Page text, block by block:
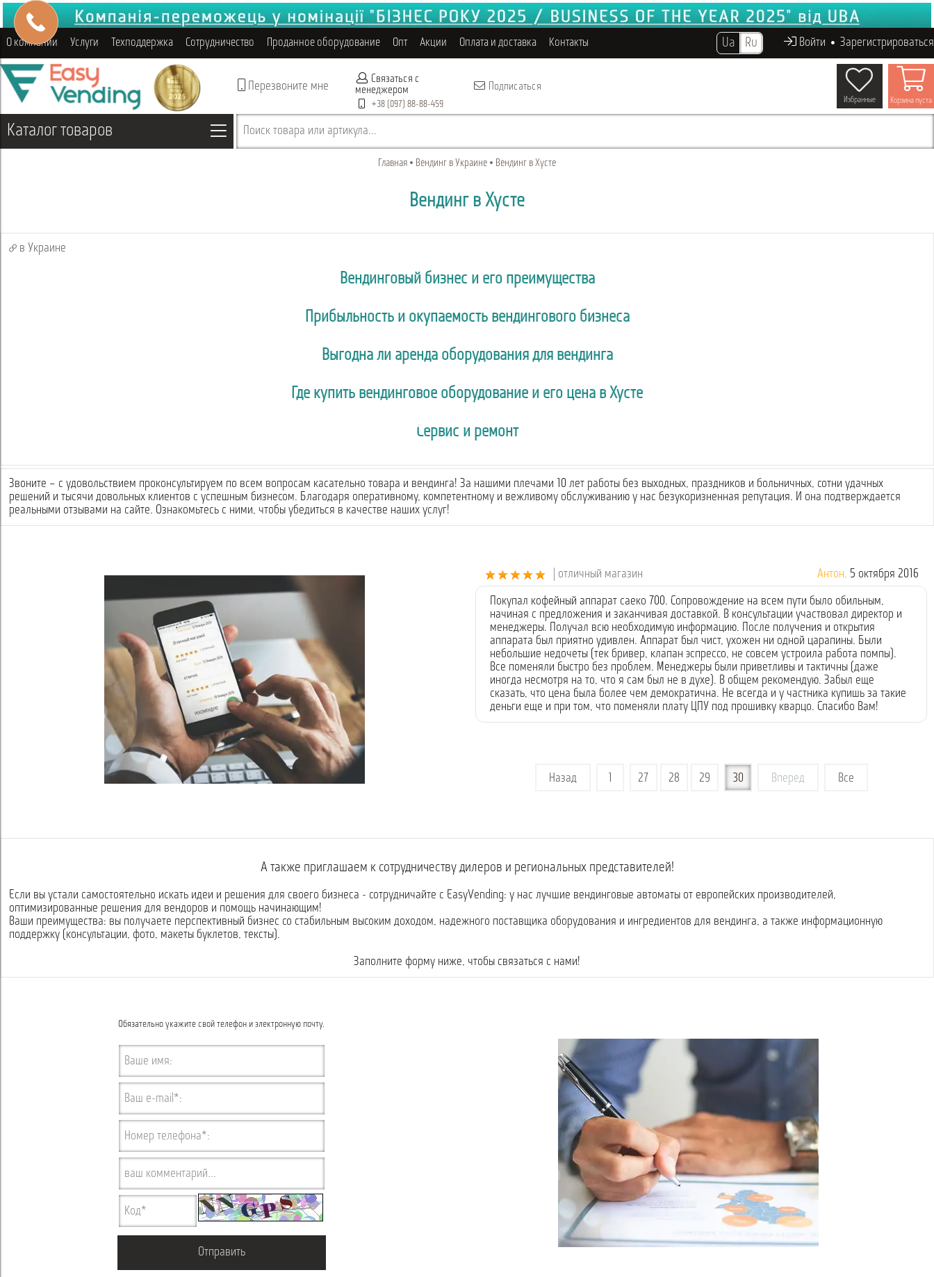
Войти Зарегистрироваться
Ua Ru
О компании Услуги Техподдержка Сотрудничество Проданное оборудование Опт Акции Оплата и доставка Контакты
Перезвоните мне
Связаться с
менеджером
+38 (097) 88-88-459
Подписаться
Корзина пуста
Избранные
Каталог товаров Поиск товара или артикула...
Главная Вендинг в Украине Вендинг в Хусте
Вендинг в Хусте
в Украине
Вендинговый бизнес и его преимущества
Прибыльность и окупаемость вендингового бизнеса
Выгодна ли аренда оборудования для вендинга
Где купить вендинговое оборудование и его цена в Хусте
Сервис и ремонт
Звоните – с удовольствием проконсультируем по всем вопросам касательно товара и вендинга! За нашими плечами 10 лет работы без выходных, праздников и больничных, сотни удачных
решений и тысячи довольных клиентов с успешным бизнесом. Благодаря оперативному, компетентному и вежливому обслуживанию у нас безукоризненная репутация. И она подтверждается
реальными отзывами на сайте. Ознакомьтесь с ними, чтобы убедиться в качестве наших услуг!
| отличный магазин Антон, 5 октября 2016
Покупал кофейный аппарат саеко 700. Сопровождение на всем пути было обильным,
начиная с предложения и заканчивая доставкой. В консультации участвовал директор и
менеджеры. Получал всю необходимую информацию. После получения и открытия
аппарата был приятно удивлен. Аппарат был чист, ухожен ни одной царапины. Были
небольшие недочеты (тек бривер, клапан эспрессо, не совсем устроила работа помпы).
Все поменяли быстро без проблем. Менеджеры были приветливы и тактичны (даже
иногда несмотря на то, что я сам был не в духе). В общем рекомендую. Забыл еще
сказать, что цена была более чем демократична. Не всегда и у частника купишь за такие
деньги еще и при том, что поменяли плату ЦПУ под прошивку кварцо. Спасибо Вам!
Назад 1 27 28 29 30 Вперед Все
А также приглашаем к сотрудничеству дилеров и региональных представителей!
Если вы устали самостоятельно искать идеи и решения для своего бизнеса - сотрудничайте с EasyVending: у нас лучшие вендинговые автоматы от европейских производителей,
оптимизированные решения для вендоров и помощь начинающим!
Ваши преимущества: вы получаете перспективный бизнес со стабильным высоким доходом, надежного поставщика оборудования и ингредиентов для вендинга, а также информационную
поддержку (консультации, фото, макеты буклетов, тексты).
Заполните форму ниже, чтобы связаться с нами!
Обязательно укажите свой телефон и электронную почту.